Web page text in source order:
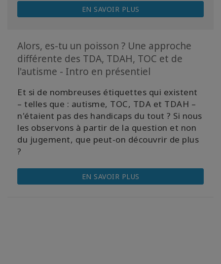
EN SAVOIR PLUS
Alors, es-tu un poisson ? Une approche
différente des TDA, TDAH, TOC et de
l'autisme - Intro en présentiel
Et si de nombreuses étiquettes qui existent
– telles que : autisme, TOC, TDA et TDAH –
n'étaient pas des handicaps du tout ? Si nous
les observons à partir de la question et non
du jugement, que peut-on découvrir de plus
?
EN SAVOIR PLUS